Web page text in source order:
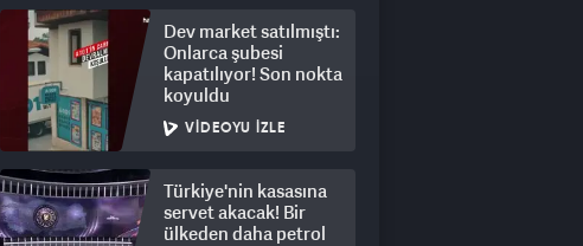
Dev market satılmıştı:
Onlarca şubesi
kapatılıyor! Son nokta
koyuldu
VIDEOYU İZLE
Türkiye'nin kasasına
servet akacak! Bir
ülkeden daha petrol